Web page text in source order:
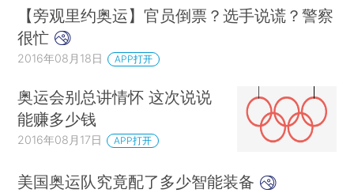
【旁观里约奥运】官员倒票？选手说谎？警察
很忙
2016年08月18日 APP打开
奥运会别总讲情怀 这次说说
能赚多少钱
2016年08月17日 APP打开
美国奥运队究竟配了多少智能装备